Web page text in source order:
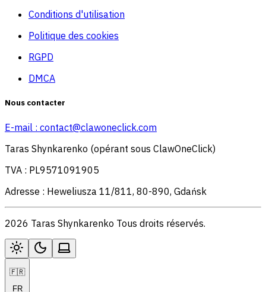
Conditions d'utilisation
Politique des cookies
RGPD
DMCA
Nous contacter
E-mail : contact@clawoneclick.com
Taras Shynkarenko (opérant sous ClawOneClick)
TVA : PL9571091905
Adresse : Heweliusza 11/811, 80-890, Gdańsk
2026 Taras Shynkarenko Tous droits réservés.
🇫🇷
FR